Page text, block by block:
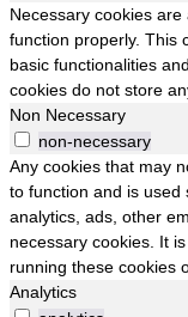
Necessary cookies
function properly. This
basic functionalities
cookies do not store
Non Necessary
non-necessary
Any cookies that may
to function and is used
analytics, ads, other
necessary cookies. It
running these cookies
Analytics